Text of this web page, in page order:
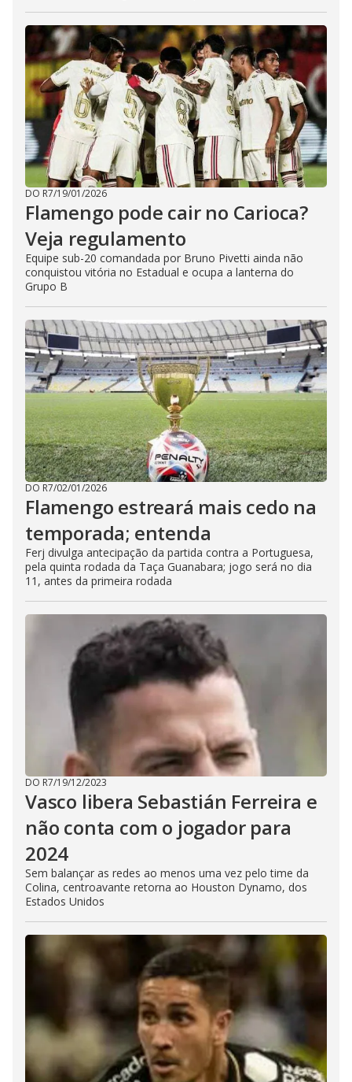
DO R7/19/01/2026
Flamengo pode cair no Carioca?
Veja regulamento
Equipe sub-20 comandada por Bruno Pivetti ainda não
conquistou vitória no Estadual e ocupa a lanterna do
Grupo B
DO R7/02/01/2026
Flamengo estreará mais cedo na
temporada; entenda
Ferj divulga antecipação da partida contra a Portuguesa,
pela quinta rodada da Taça Guanabara; jogo será no dia
11, antes da primeira rodada
DO R7/19/12/2023
Vasco libera Sebastián Ferreira e
não conta com o jogador para
2024
Sem balançar as redes ao menos uma vez pelo time da
Colina, centroavante retorna ao Houston Dynamo, dos
Estados Unidos